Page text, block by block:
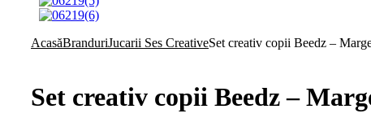
AcasăBranduriJucarii Ses CreativeSet creativ copii Beedz –
Set creativ copii Beedz –